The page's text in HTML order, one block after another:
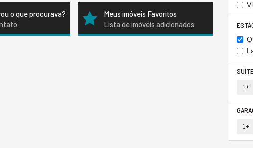
1+
1+
o que procurava?
Meus imóveis Favoritos
Lista de imóveis adicionados